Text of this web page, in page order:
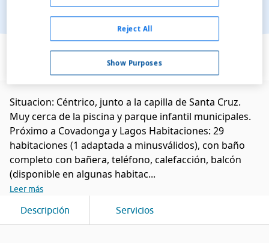
Ver en el mapa
Situacion: Céntrico, junto a la capilla de Santa Cruz.
Muy cerca de la piscina y parque infantil municipales.
Próximo a Covadonga y Lagos Habitaciones: 29
habitaciones (1 adaptada a minusválidos), con baño
completo con bañera, teléfono, calefacción, balcón
(disponible en algunas habitac...
Leer más
Descripción Servicios
Show Purposes
Reject All